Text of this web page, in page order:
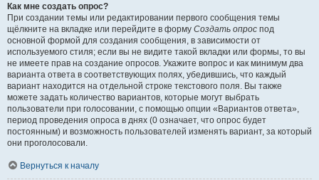
Как мне создать опрос?
При создании темы или редактировании первого сообщения темы
щёлкните на вкладке или перейдите в форму Создать опрос под
основной формой для создания сообщения, в зависимости от
используемого стиля; если вы не видите такой вкладки или формы, то вы
не имеете прав на создание опросов. Укажите вопрос и как минимум два
варианта ответа в соответствующих полях, убедившись, что каждый
вариант находится на отдельной строке текстового поля. Вы также
можете задать количество вариантов, которые могут выбрать
пользователи при голосовании, с помощью опции «Вариантов ответа»,
период проведения опроса в днях (0 означает, что опрос будет
постоянным) и возможность пользователей изменять вариант, за который
они проголосовали.
Вернуться к началу